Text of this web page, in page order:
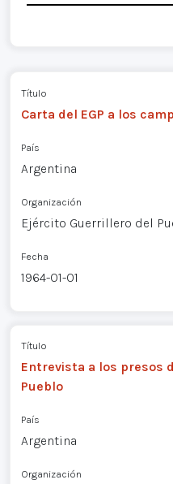
Título
Carta del EGP a los
País
Argentina
Organización
Ejército Guerrillero del
Fecha
1964-01-01
Título
Entrevista a los presos
Pueblo
País
Argentina
Organización